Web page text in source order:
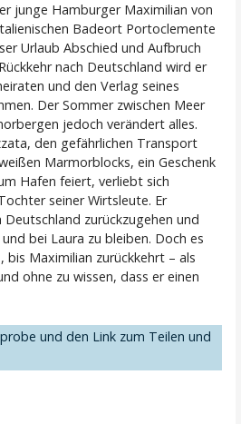
junge Hamburger Maximilian von
Badeort Portoclemente
Urlaub Abschied und Aufbruch
nach Deutschland wird er
und den Verlag seines
Der Sommer zwischen Meer
jedoch verändert alles.
den gefährlichen Transport
Marmorblocks, ein Geschenk
Hafen feiert, verliebt sich
seiner Wirtsleute. Er
zurückzugehen und
bei Laura zu bleiben. Doch es
bis Maximilian zurückkehrt – als
ohne zu wissen, dass er einen
und den Link zum Teilen und